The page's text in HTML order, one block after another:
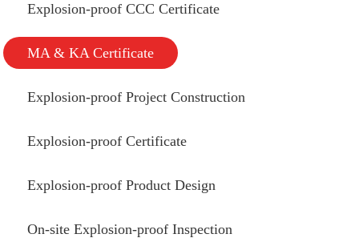
Explosion-proof CCC Certificate
MA & KA Certificate
Explosion-proof Project Construction
Explosion-proof Certificate
Explosion-proof Product Design
On-site Explosion-proof Inspection